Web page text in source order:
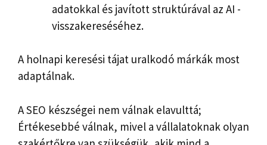
adatokkal és javított struktúrával az AI -
visszakereséséhez.
A holnapi keresési tájat uralkodó márkák most
adaptálnak.
A SEO készségei nem válnak elavulttá;
Értékesebbé válnak, mivel a vállalatoknak olyan